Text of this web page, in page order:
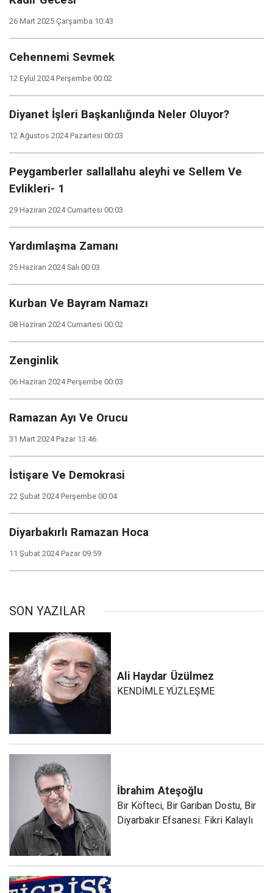
26 Mart 2025 Çarşamba 10:43
Cehennemi Sevmek
12 Eylül 2024 Perşembe 00:02
Diyanet İşleri Başkanlığında Neler Oluyor?
12 Ağustos 2024 Pazartesi 00:03
Peygamberler sallallahu aleyhi ve Sellem Ve
Evlikleri- 1
29 Haziran 2024 Cumartesi 00:03
Yardımlaşma Zamanı
25 Haziran 2024 Salı 00:03
Kurban Ve Bayram Namazı
08 Haziran 2024 Cumartesi 00:02
Zenginlik
06 Haziran 2024 Perşembe 00:03
Ramazan Ayı Ve Orucu
31 Mart 2024 Pazar 13:46
İstişare Ve Demokrasi
22 Şubat 2024 Perşembe 00:04
Diyarbakırlı Ramazan Hoca
11 Şubat 2024 Pazar 09:59
SON YAZILAR
Ali Haydar Üzülmez
KENDİMLE YÜZLEŞME
İbrahim Ateşoğlu
Bir Köfteci, Bir Gariban Dostu, Bir
Diyarbakır Efsanesi: Fikri Kalaylı